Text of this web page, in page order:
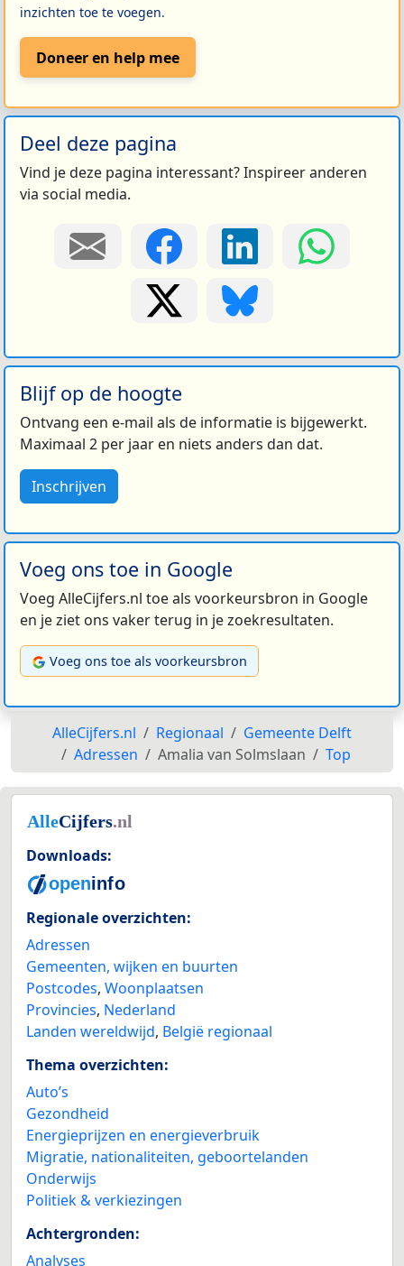
inzichten toe te voegen.
Doneer en help mee
Deel deze pagina
Vind je deze pagina interessant? Inspireer anderen
via social media.
Blijf op de hoogte
Ontvang een e-mail als de informatie is bijgewerkt.
Maximaal 2 per jaar en niets anders dan dat.
Inschrijven
Voeg ons toe in Google
Voeg AlleCijfers.nl toe als voorkeursbron in Google
en je ziet ons vaker terug in je zoekresultaten.
Voeg ons toe als voorkeursbron
AlleCijfers.nl Regionaal
Gemeente Delft
Adressen
Amalia van Solmslaan Top
Downloads:
Regionale overzichten:
Adressen
Gemeenten, wijken en buurten
Postcodes, Woonplaatsen
Provincies, Nederland
Landen wereldwijd, België regionaal
Thema overzichten:
Auto’s
Gezondheid
Energieprijzen en energieverbruik
Migratie, nationaliteiten, geboortelanden
Onderwijs
Politiek & verkiezingen
Achtergronden:
Analyses